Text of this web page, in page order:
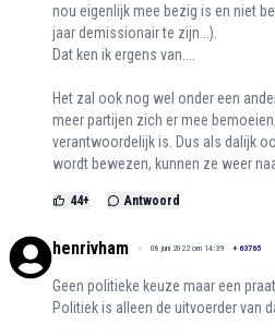
nou eigenlijk mee bezig is en niet
jaar demissionair te zijn...).
Dat ken ik ergens van....
Het zal ook nog wel onder een
meer partijen zich er mee
verantwoordelijk is. Dus als dalijk
wordt bewezen, kunnen ze weer
44+ Antwoord
henrivham 08 juni 2022 om 14:39 + 63765
Geen politieke keuze maar een
Politiek is alleen de uitvoerder van